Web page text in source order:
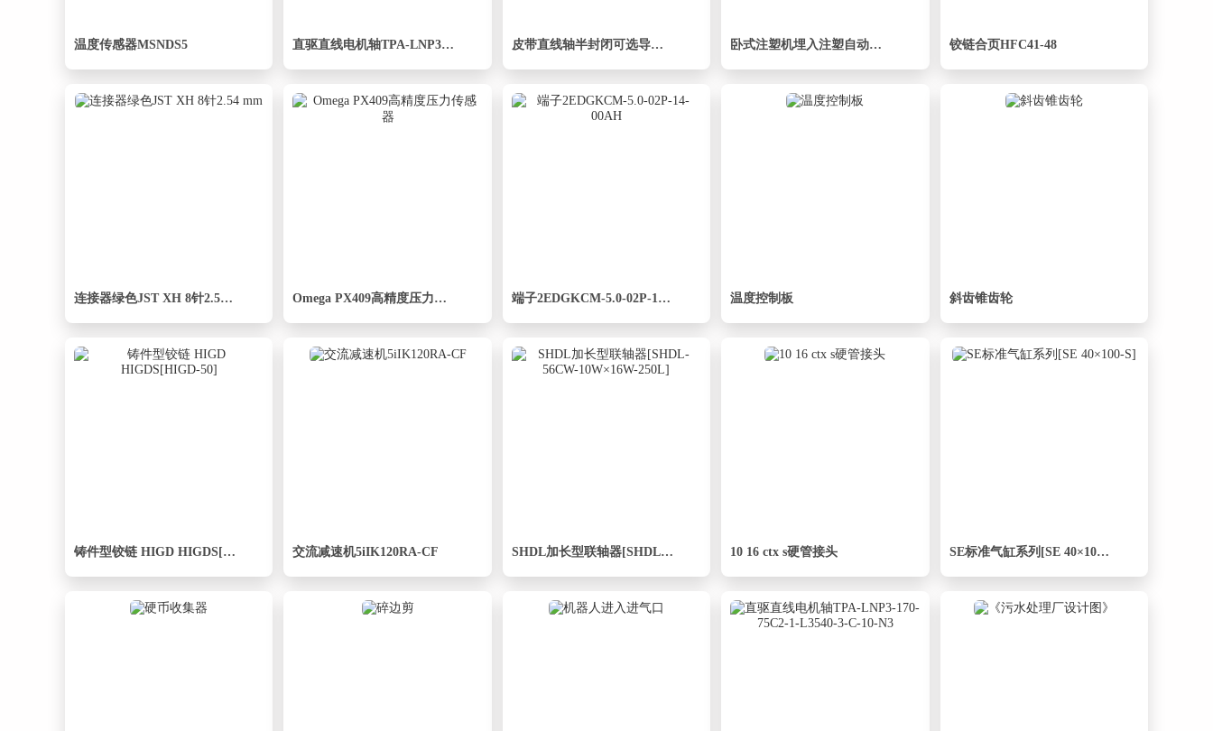
温度传感器MSNDS5 直驱直线电机轴TPA-LNP3-140-55C3-1-L1980-3-C-10-N3 皮带直线轴半封闭可选导轨TPA-HNB-220D-176-L2850-LU-C-P1K-N3 卧式注塑机埋入注塑自动上下料 铰链合页HFC41-48
连接器绿色JST XH 8针2.54 mm Omega PX409高精度压力传感器 端子2EDGKCM-5.0-02P-14-00AH 温度控制板 斜齿锥齿轮
铸件型铰链 HIGD HIGDS[HIGD-50] 交流减速机5iIK120RA-CF SHDL加长型联轴器[SHDL-56CW-10W×16W-250L] 10 16 ctx s硬管接头 SE标准气缸系列[SE 40×100-S]